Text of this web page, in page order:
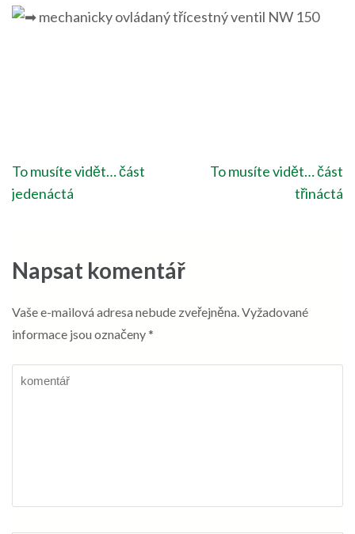
mechanicky ovládaný třícestný ventil NW 150
Navigace
pro
To musíte vidět… část
jedenáctá
To musíte vidět… část
třináctá
Napsat komentář
Vaše e-mailová adresa nebude zveřejněna.Vyžadované
informace jsou označeny*
komentář